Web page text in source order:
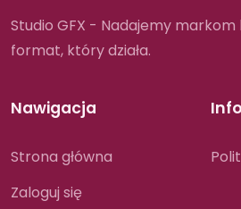
Studio GFX - Nadajemy markom
format, który działa.
Nawigacja
Strona główna
Zaloguj się